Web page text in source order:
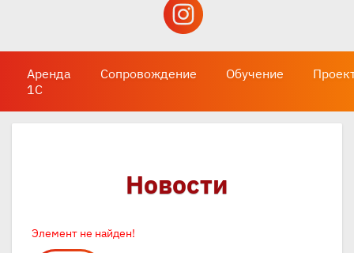
Аренда
1С
Сопровождение Обучение
Новости
Элемент не найден!